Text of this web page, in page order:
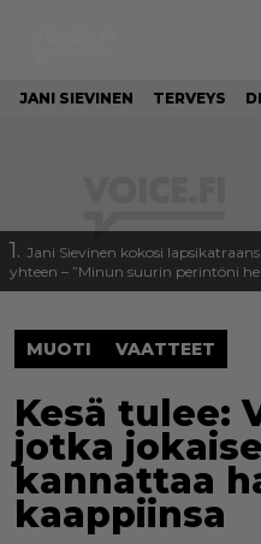
JANI SIEVINEN TERVEYS
1. Jani Sievinen kokosi
yhteen – ”Minun suurin perintöni
MUOTI VAATTEET
Kesä tulee:
jotka
kannattaa
kaappiinsa